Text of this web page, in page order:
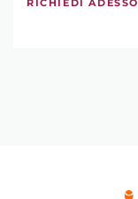
RICHIEDI ADESSO